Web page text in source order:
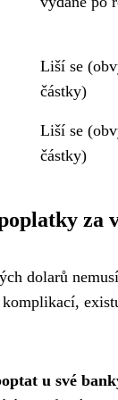
Liší se
částky)
Liší se
částky)
za
dolarů
u své